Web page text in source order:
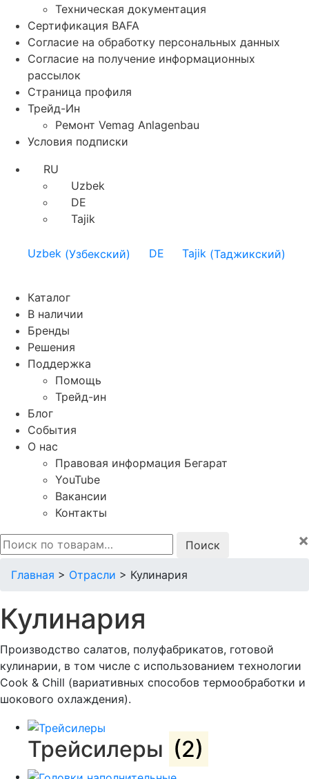
Техническая документация
Сертификация BAFA
Согласие на обработку персональных данных
Согласие на получение информационных
рассылок
Страница профиля
Трейд-Ин
Ремонт Vemag Anlagenbau
Условия подписки
RU
Uzbek
DE
Tajik
Uzbek (Узбекский) DE Tajik (Таджикский)
Каталог
В наличии
Бренды
Решения
Поддержка
Помощь
Трейд-ин
Блог
События
О нас
Правовая информация Бегарат
YouTube
Вакансии
Контакты
Искать:
×
Главная > Отрасли > Кулинария
Кулинария
Производство салатов, полуфабрикатов, готовой
кулинарии, в том числе с использованием технологии
Cook & Chill (вариативных способов термообработки и
шокового охлаждения).
Трейсилеры (2)